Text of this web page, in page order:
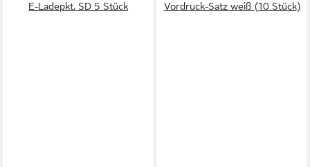
E-Ladepkt. SD 5 Stück
Vordruck-Satz weiß (10 Stück)